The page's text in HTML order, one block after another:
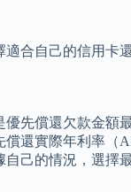
合自己的信用卡
先償還欠款金
還實際年利率
己的情況，選擇